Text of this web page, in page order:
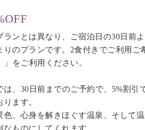
ンとは異なり、ご宿泊日の30日前
のプランです。2食付きでご利用ご
」をご利用ください。
は、30日前までのご予約で、5%割
ます。
色、心身を解きほぐす温泉、そして
ものにしてくれます。